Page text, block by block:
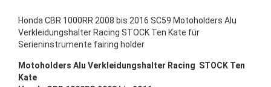
Honda CBR 1000RR 2008 bis 2016 SC59 Motoholders Alu
Verkleidungshalter Racing STOCK Ten Kate für
Serieninstrumente fairing holder
Motoholders Alu Verkleidungshalter Racing STOCK Ten
Kate